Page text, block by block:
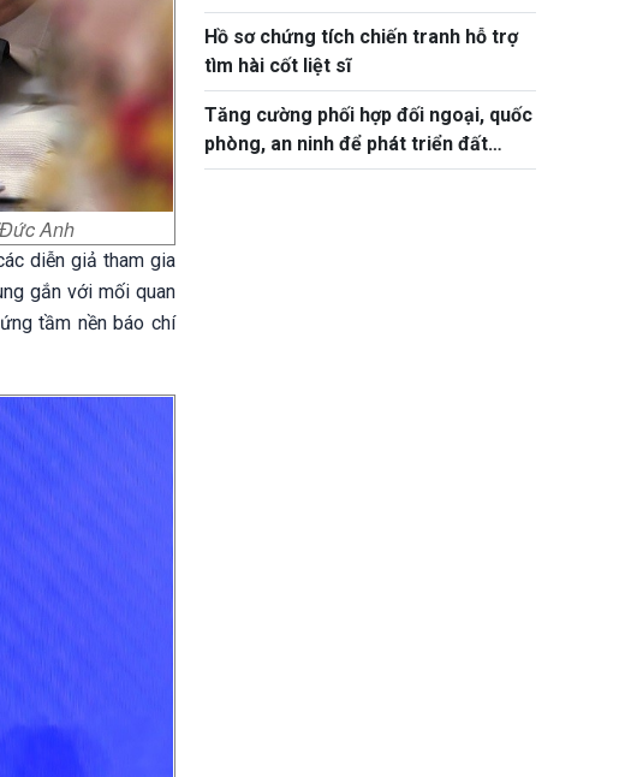
Anh
diễn giả tham gia
gắn với mối quan
tầm nền báo chí
Long 2026
Hồ sơ chứng tích chiến tranh hỗ trợ
tìm hài cốt liệt sĩ
Tăng cường phối hợp đối ngoại, quốc
phòng, an ninh để phát triển đất
nước